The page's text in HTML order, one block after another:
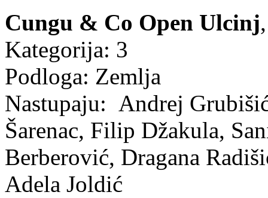
Cungu & Co Open Ulcinj
Kategorija: 3
Podloga: Zemlja
Nastupaju: Andrej
Šarenac, Filip Džakula,
Berberović, Dragana
Adela Joldić